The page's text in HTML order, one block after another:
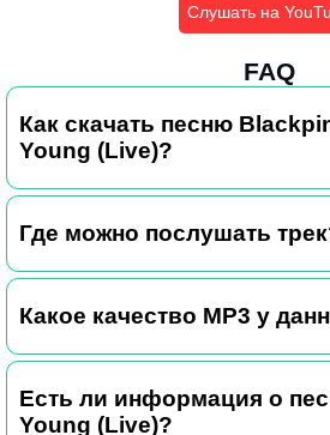
Слушать на
FAQ
Как скачать песню
Young (Live)?
Где можно послушать
Какое качество MP3 у
Есть ли информация о
Young (Live)?